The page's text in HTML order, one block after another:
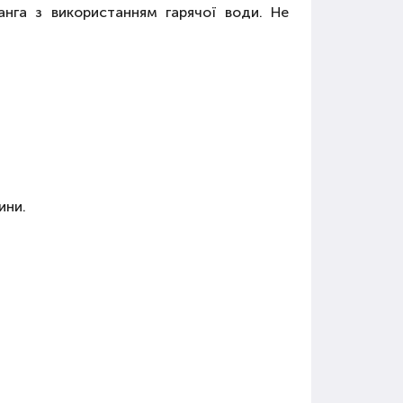
з використанням гарячої води. Не